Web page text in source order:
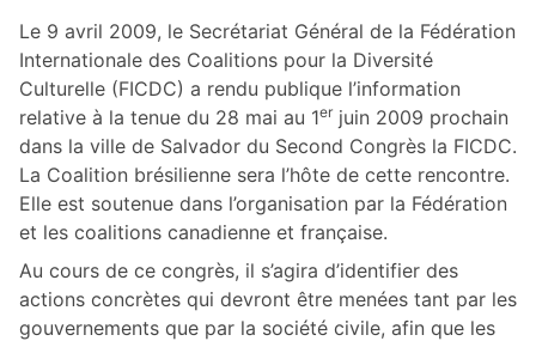
Le 9 avril 2009, le Secrétariat Général de la Fédération
Internationale des Coalitions pour la Diversité
Culturelle (FICDC) a rendu publique l’information
relative à la tenue du 28 mai au 1er juin 2009 prochain
dans la ville de Salvador du Second Congrès la FICDC.
La Coalition brésilienne sera l’hôte de cette rencontre.
Elle est soutenue dans l’organisation par la Fédération
et les coalitions canadienne et française.
Au cours de ce congrès, il s’agira d’identifier des
actions concrètes qui devront être menées tant par les
gouvernements que par la société civile, afin que les